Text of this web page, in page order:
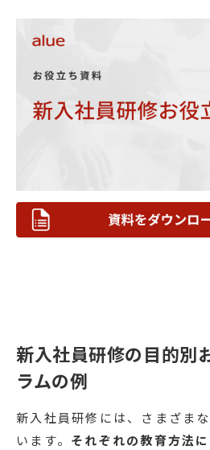
新入社員研修の目的別
ラムの例
新入社員研修には、さまざま
います。 それぞれの教育方法